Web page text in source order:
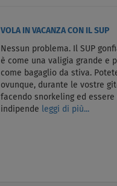
VOLA IN VACANZA CON IL SUP
Nessun problema. Il SUP
è come una valigia grande e
come bagaglio da stiva.
ovunque, durante le vostre
facendo snorkeling ed
indipende
leggi di più...